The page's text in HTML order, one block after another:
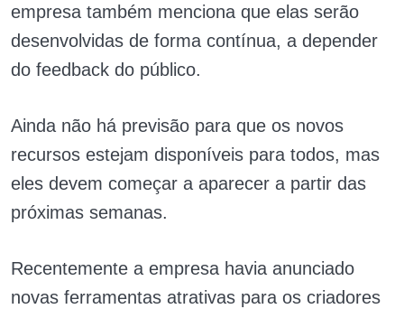
empresa também menciona que elas serão
desenvolvidas de forma contínua, a depender
do feedback do público.
Ainda não há previsão para que os novos
recursos estejam disponíveis para todos, mas
eles devem começar a aparecer a partir das
próximas semanas.
Recentemente a empresa havia anunciado
novas ferramentas atrativas para os criadores